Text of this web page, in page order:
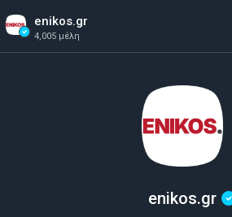
enikos.gr
4,005 μέλη
4,005 μέλη
enikos.gr